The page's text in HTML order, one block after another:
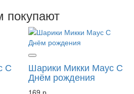
покупают
С Шарики Микки Маус С
Днём рождения
169 р.